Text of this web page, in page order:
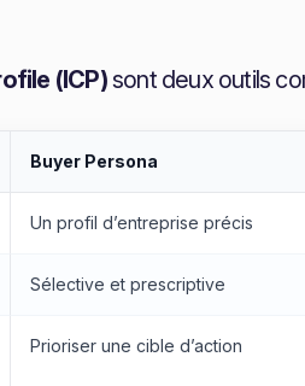
(ICP)sont deux outils
Buyer Persona
Un profil d’entreprise précis
Sélective et prescriptive
Prioriser une cible d’action